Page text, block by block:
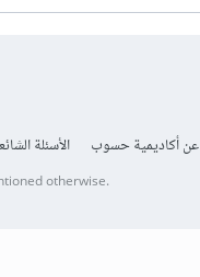
عن أكاديمية حسوب الأسئلة
otherwise.